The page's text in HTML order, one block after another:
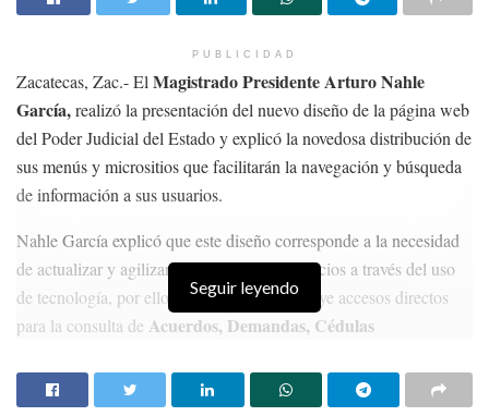
PUBLICIDAD
Zacatecas, Zac.- El Magistrado Presidente Arturo Nahle
García,realizó la presentación del nuevo diseño de la página web
del Poder Judicial del Estado y explicó la novedosa distribución de
sus menús y micrositios que facilitarán la navegación y búsqueda
de información a sus usuarios.
Nahle García explicó que este diseño corresponde a la necesidad
de actualizar y agilizar la prestación de servicios a través del uso
de tecnología, por ello, esta plataforma incluye accesos directos
para la consulta de Acuerdos, Demandas, Cédulas
Distrito Judicial de la Capital en todas las materias y un
Padrón de Peritos.
Seguir leyendo